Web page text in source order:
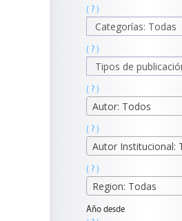
( ? )
( ? )
( ? )
Autor: Todos
( ? )
( ? )
Region: Todas
Año desde